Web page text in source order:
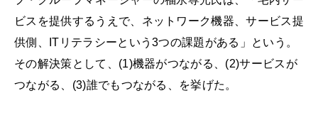
ビスを提供するうえで、ネットワーク機器、サービス提
供側、ITリテラシーという3つの課題がある」という。
その解決策として、(1)機器がつながる、(2)サービスが
つながる、(3)誰でもつながる、を挙げた。